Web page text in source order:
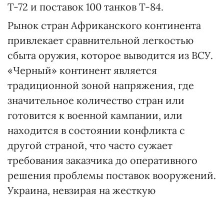
Т-72 и поставок 100 танков Т-84.
Рынок стран Африканского континента
привлекает сравнительной легкостью
сбыта оружия, которое выводится из ВСУ.
«Черный» континент является
традиционной зоной напряжения, где
значительное количество стран или
готовится к военной кампании, или
находится в состоянии конфликта с
другой страной, что часто сужает
требования заказчика до оперативного
решения проблемы поставок вооружений.
Украина, невзирая на жесткую